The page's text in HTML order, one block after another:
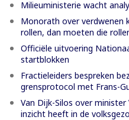
Milieuministerie wacht
Monorath over verdwenen
rollen, dan moeten die
Officiële uitvoering
startblokken
Fractieleiders bespreken
grensprotocol met Frans-
Van Dijk-Silos over
inzicht heeft in de